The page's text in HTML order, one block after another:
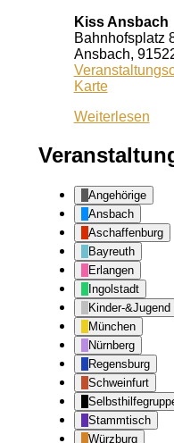
Kiss Ansbach
Bahnhofsplatz
Ansbach,
KarteKiss
Weiterlesen
Angehörige
Ansbach
Aschaffenburg
Bayreuth
Erlangen
Ingolstadt
Kinder-&Jugend
München
Nürnberg
Regensburg
Schweinfurt
Stammtisch
Würzburg